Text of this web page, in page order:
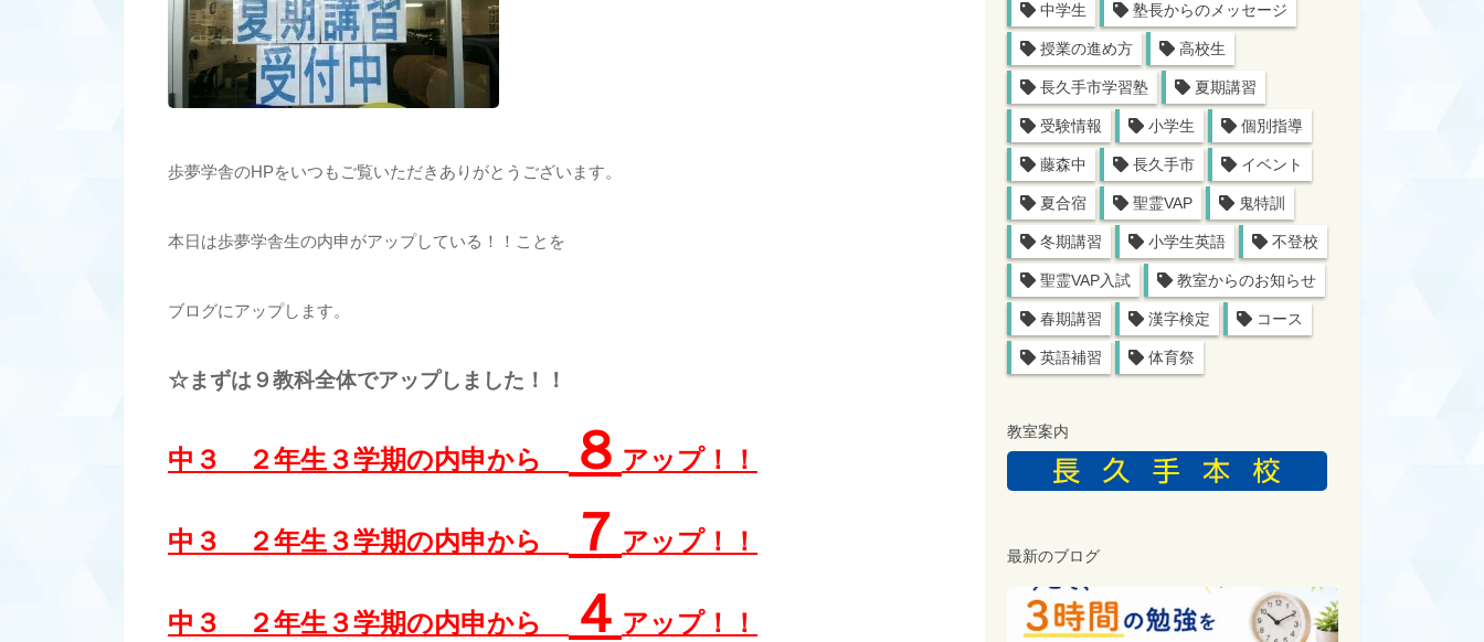
歩夢学舎のHPをいつもご覧いただきありがとうございます。
本日は歩夢学舎生の内申がアップしている！！ことを
ブログにアップします。
☆まずは９教科全体でアップしました！！
中３ ２年生３学期の内申から ８ アップ！！
中３ ２年生３学期の内申から ７ アップ！！
中３ ２年生３学期の内申から ４ アップ！！
中学生 塾長からのメッセージ
授業の進め方 高校生
長久手市学習塾 夏期講習
受験情報 小学生 個別指導
藤森中 長久手市 イベント
夏合宿 聖霊VAP 鬼特訓
冬期講習 小学生英語 不登校
聖霊VAP入試 教室からのお知らせ
春期講習 漢字検定 コース
英語補習 体育祭
教室案内
最新のブログ